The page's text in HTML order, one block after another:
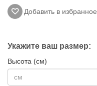
Добавить в избранное
Укажите ваш размер:
Высота (см)